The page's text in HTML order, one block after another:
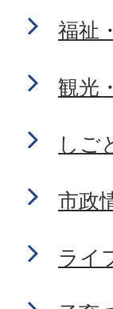
福祉
観光
しご
市政
ライ